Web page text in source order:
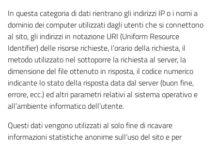
In questa categoria di dati rientrano gli indirizzi IP o i nomi a
dominio dei computer utilizzati dagli utenti che si connettono
al sito, gli indirizzi in notazione URI (Uniform Resource
Identifier) delle risorse richieste, l’orario della richiesta, il
metodo utilizzato nel sottoporre la richiesta al server, la
dimensione del file ottenuto in risposta, il codice numerico
indicante lo stato della risposta data dal server (buon fine,
errore, ecc.) ed altri parametri relativi al sistema operativo e
all’ambiente informatico dell’utente.
Questi dati vengono utilizzati al solo fine di ricavare
informazioni statistiche anonime sull’uso del sito e per